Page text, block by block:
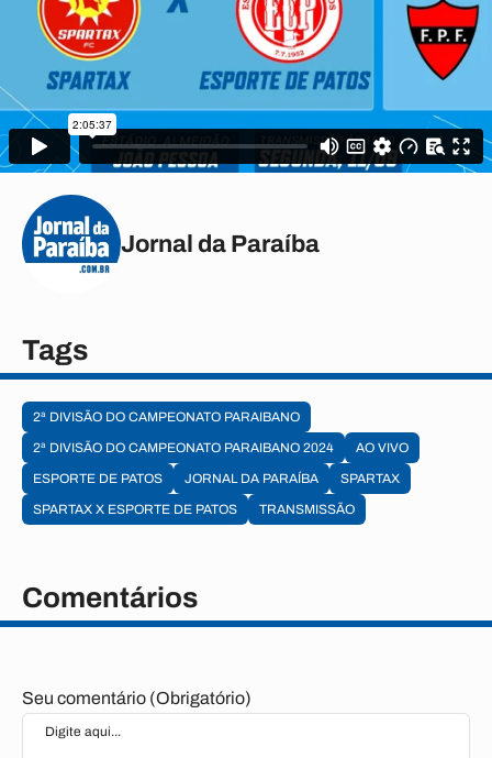
Jornal da Paraíba
Tags
2ª DIVISÃO DO CAMPEONATO PARAIBANO
2ª DIVISÃO DO CAMPEONATO PARAIBANO 2024
AO VIVO
ESPORTE DE PATOS
JORNAL DA PARAÍBA
SPARTAX
SPARTAX X ESPORTE DE PATOS
TRANSMISSÃO
Comentários
Seu comentário (Obrigatório)